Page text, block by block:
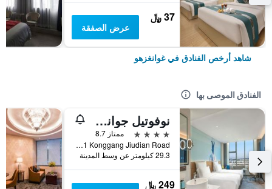
37 ﷼
عرض الصفقة
شاهد أرخص الفنادق في غوانغزهو
الفنادق الموصى بها
نوفوتيل جوانجشو بايون أيربورت
4 نجوم
ممتاز 8.7
No 1 Konggang Jiudian Road, غوانغزهو, الصين
29.3 كيلومتر عن وسط المدينة
249 ﷼